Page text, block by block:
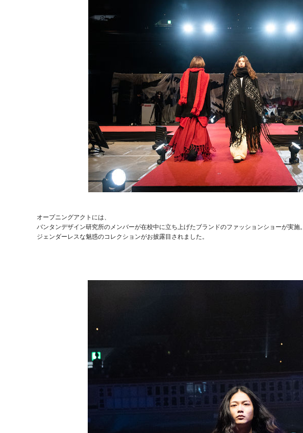
オープニングアクトには、
バンタンデザイン研究所のメンバーが在校中に立ち上げたブランドのファッションショーが実施。
ジェンダーレスな魅惑のコレクションがお披露目されました。